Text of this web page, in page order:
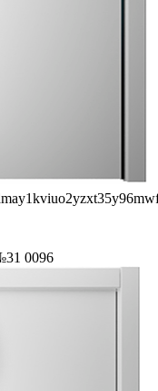
0096